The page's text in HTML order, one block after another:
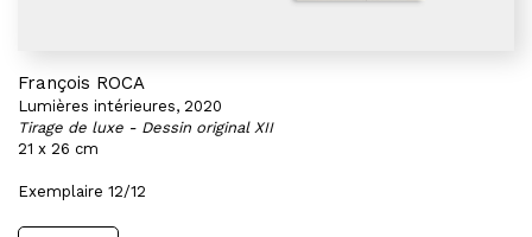
François ROCA
Lumières intérieures, 2020
Tirage de luxe - Dessin original XII
21 x 26 cm
Exemplaire 12/12